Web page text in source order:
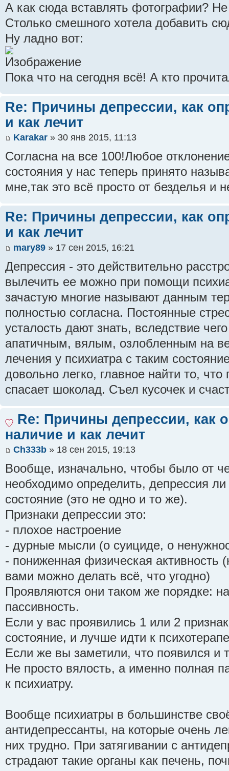
А как сюда вставлять фотографии? Не
Столько смешного хотела добавить
Ну ладно вот:
Пока что на сегодня всё! А кто
Re: Причины депрессии, как
и как лечит
Karakar » 30 янв 2015, 11:13
Согласна на все 100!Любое
состояния у нас теперь принято
мне,так это всё просто от безделья и
Re: Причины депрессии, как
и как лечит
mary89 » 17 сен 2015, 16:21
Депрессия - это действительно
вылечить ее можно при помощи
зачастую многие называют данным
полностью согласна. Постоянные
усталость дают знать, вследствие
апатичным, вялым, озлобленным на
лечения у психиатра с таким
довольно легко, главное найти то,
спасает шоколад. Съел кусочек и
Re: Причины депрессии, как
наличие и как лечит
Ch333b » 18 сен 2015, 19:13
Вообще, изначально, чтобы было от
необходимо определить, депрессия
состояние (это не одно и то же).
Признаки депрессии это:
- плохое настроение
- дурные мысли (о суициде, о
- пониженная физическая активность
вами можно делать всё, что угодно)
Проявляются они таком же порядке:
пассивность.
Если у вас проявились 1 или 2
состояние, и лучше идти к
Если же вы заметили, что появился и
Не просто вялость, а именно полная
к психиатру.
Вообще психиатры в большинстве
антидепрессанты, на которые очень
них трудно. При затягивании с
страдают такие органы как печень,